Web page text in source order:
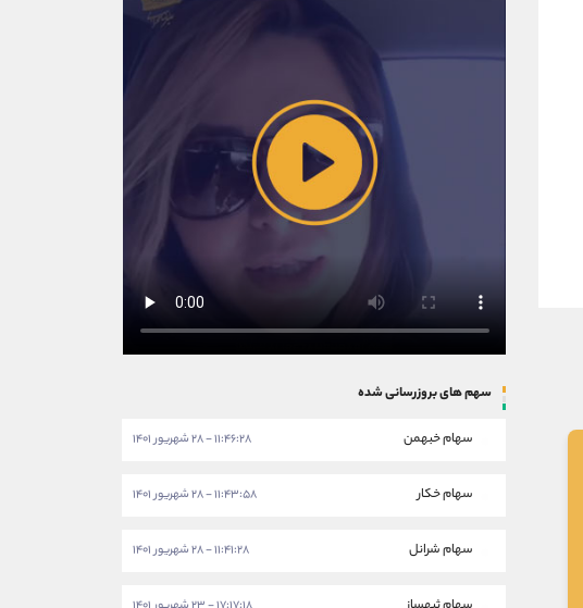
سهم های بروزرسانی شده
سهام خبهمن ۱۱:۴۶:۲۸ - ۲۸ شهریور ۱۴۰۱
سهام خکار ۱۱:۴۳:۵۸ - ۲۸ شهریور ۱۴۰۱
سهام شرانل ۱۱:۴۱:۲۸ - ۲۸ شهریور ۱۴۰۱